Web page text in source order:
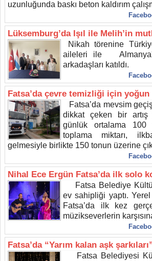
uzunluğunda baskı beton kaldırım
Lüksemburg’da Işıl ile Melih’in
Nikah törenine
aileleri ile
arkadaşları katıldı.
Fatsa’da çevre temizliği için
Fatsa’da mevsim
dikkat çeken bir artış
günlük ortalama
toplama miktarı,
gelmesiyle birlikte 150 tonun üzerine
Nihal Ece Ergün Fatsa’da ilk solo
Fatsa Belediye
ev sahipliği yaptı.
Fatsa’da ilk kez
müzikseverlerin
Fatsa’da “Yarım kalan aşk
Fatsa Belediyesi